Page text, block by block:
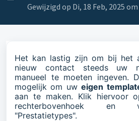
Gewijzigd op Di, 18 Feb, 2025 om
Het kan lastig zijn om bij het
nieuw contact steeds uw
manueel te moeten ingeven.
mogelijk om uweigen
aan te maken. Klik hiervoor
rechterbovenhoek en
"Prestatietypes".